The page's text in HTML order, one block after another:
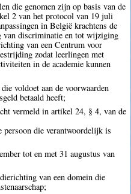
die genomen zijn op basis van de
2 van het protocol van 19 juli
in België krachtens de
van discriminatie en tot wijziging
van een Centrum voor
zodat leerlingen met
in de academie kunnen
voldoet aan de voorwaarden
betaald heeft;
vermeld in artikel 24, § 4, van de
die verantwoordelijk is
tot en met 31 augustus van
van een domein die